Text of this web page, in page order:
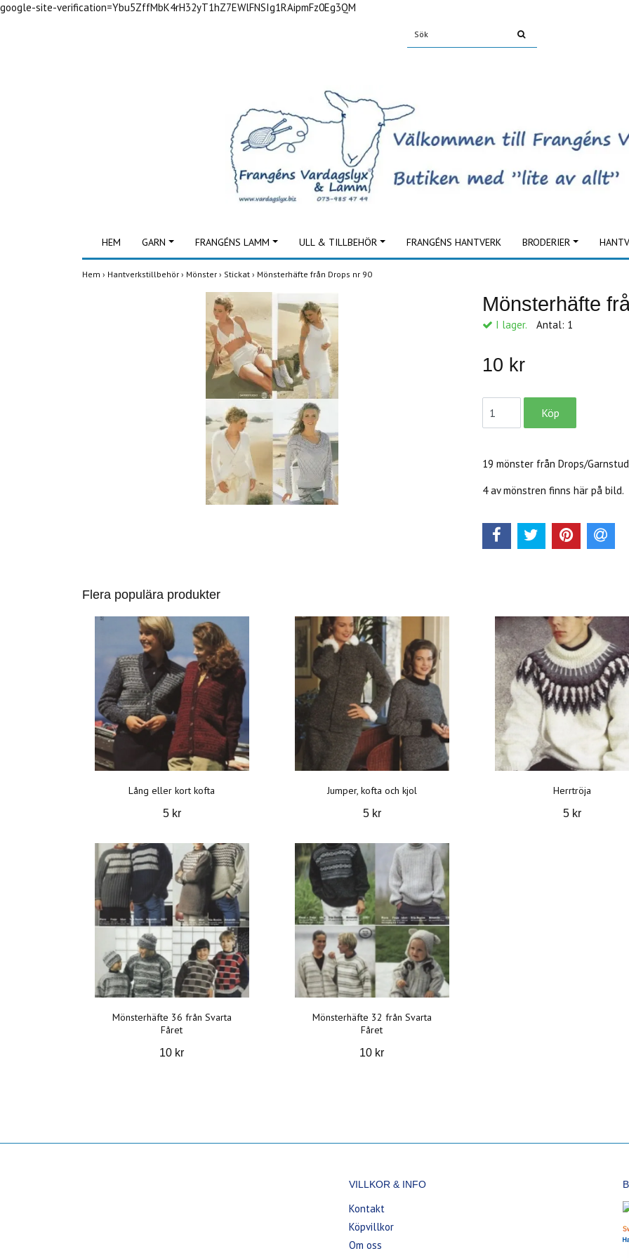
google-site-verification=Ybu5ZffMbK4rH32yT1hZ7EWlFNSIg1RAipmFz0Eg3QM
HEM GARN FRANGÉNS LAMM ULL & TILLBEHÖR FRANGÉNS HANTVERK BRODERIER
Hem › Hantverkstillbehör › Mönster › Stickat › Mönsterhäfte från Drops nr 90
Mönsterhäfte
I lager. Antal: 1
10 kr
19 mönster från Drops/
4 av mönstren finns här på bild.
Flera populära produkter
Lång eller kort kofta
5 kr
Jumper, kofta och kjol
5 kr
Herrtröja
5 kr
Mönsterhäfte 36 från Svarta
Fåret
10 kr
Mönsterhäfte 32 från Svarta
Fåret
10 kr
VILLKOR & INFO
Kontakt
Köpvillkor
Om oss